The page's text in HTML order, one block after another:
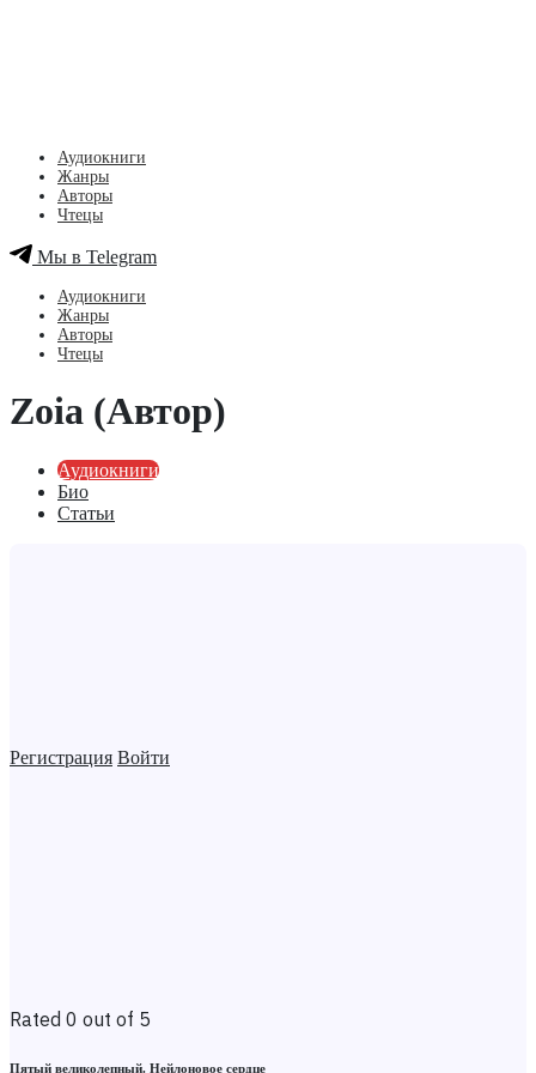
Регистрация Войти
Аудиокниги
Жанры
Авторы
Чтецы
Мы в Telegram
Аудиокниги
Жанры
Авторы
Чтецы
Zoia (Автор)
Аудиокниги
Био
Статьи
Rated 0 out of 5
Пятый великолепный. Нейлоновое сердце